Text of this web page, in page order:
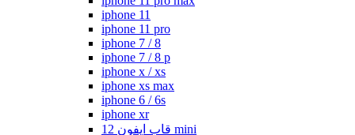
iphone 11
iphone 11 pro
iphone 7 / 8
iphone 7 / 8 p
iphone x / xs
iphone xs max
iphone 6 / 6s
iphone xr
قاب ایفون 12 mini